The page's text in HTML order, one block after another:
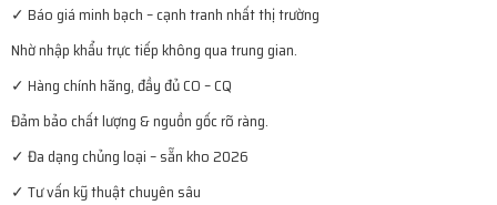
✓ Báo giá minh bạch – cạnh tranh nhất thị trường
Nhờ nhập khẩu trực tiếp không qua trung gian.
✓ Hàng chính hãng, đầy đủ CO – CQ
Đảm bảo chất lượng & nguồn gốc rõ ràng.
✓ Đa dạng chủng loại – sẵn kho 2026
✓ Tư vấn kỹ thuật chuyên sâu